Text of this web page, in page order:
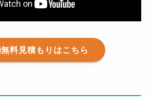
無料見積もりはこちら